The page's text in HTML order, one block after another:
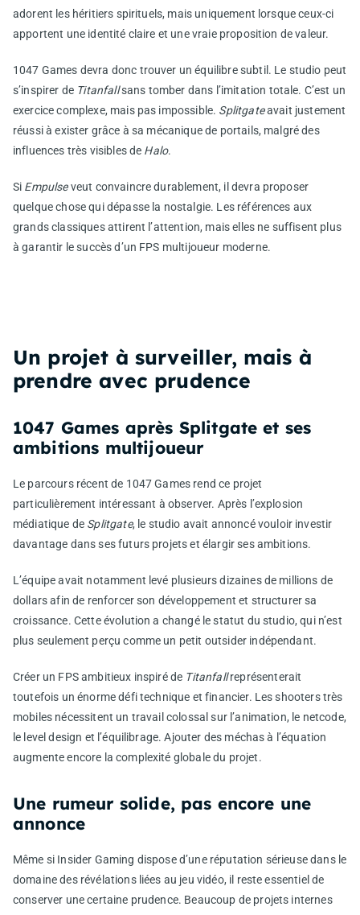
adorent les héritiers spirituels, mais uniquement lorsque ceux-ci
apportent une identité claire et une vraie proposition de valeur.
1047 Games devra donc trouver un équilibre subtil. Le studio peut
s’inspirer de Titanfallsans tomber dans l’imitation totale. C’est un
exercice complexe, mais pas impossible. Splitgateavait justement
réussi à exister grâce à sa mécanique de portails, malgré des
influences très visibles de Halo.
Si Empulseveut convaincre durablement, il devra proposer
quelque chose qui dépasse la nostalgie. Les références aux
grands classiques attirent l’attention, mais elles ne suffisent plus
à garantir le succès d’un FPS multijoueur moderne.
Un projet à surveiller, mais à
prendre avec prudence
1047 Games après Splitgate et ses
ambitions multijoueur
Le parcours récent de 1047 Games rend ce projet
particulièrement intéressant à observer. Après l’explosion
médiatique de Splitgate, le studio avait annoncé vouloir investir
davantage dans ses futurs projets et élargir ses ambitions.
L’équipe avait notamment levé plusieurs dizaines de millions de
dollars afin de renforcer son développement et structurer sa
croissance. Cette évolution a changé le statut du studio, qui n’est
plus seulement perçu comme un petit outsider indépendant.
Créer un FPS ambitieux inspiré de Titanfallreprésenterait
toutefois un énorme défi technique et financier. Les shooters très
mobiles nécessitent un travail colossal sur l’animation, le netcode,
le level design et l’équilibrage. Ajouter des méchas à l’équation
augmente encore la complexité globale du projet.
Une rumeur solide, pas encore une
annonce
Même si Insider Gaming dispose d’une réputation sérieuse dans le
domaine des révélations liées au jeu vidéo, il reste essentiel de
conserver une certaine prudence. Beaucoup de projets internes